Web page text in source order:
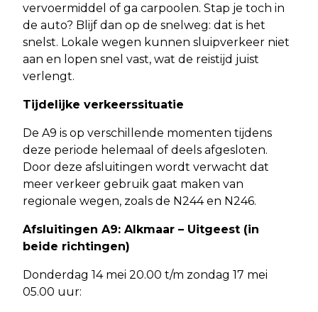
vervoermiddel of ga carpoolen. Stap je toch in
de auto? Blijf dan op de snelweg: dat is het
snelst. Lokale wegen kunnen sluipverkeer niet
aan en lopen snel vast, wat de reistijd juist
verlengt.
Tijdelijke verkeerssituatie
De A9 is op verschillende momenten tijdens
deze periode helemaal of deels afgesloten.
Door deze afsluitingen wordt verwacht dat
meer verkeer gebruik gaat maken van
regionale wegen, zoals de N244 en N246.
Afsluitingen A9: Alkmaar – Uitgeest (in
beide richtingen)
Donderdag 14 mei 20.00 t/m zondag 17 mei
05.00 uur: